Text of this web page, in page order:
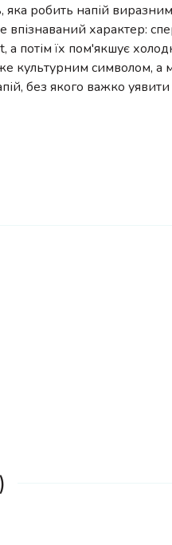
яка робить напій
впізнаваний характер:
а потім їх пом'якшує
культурним символом, а
без якого важко